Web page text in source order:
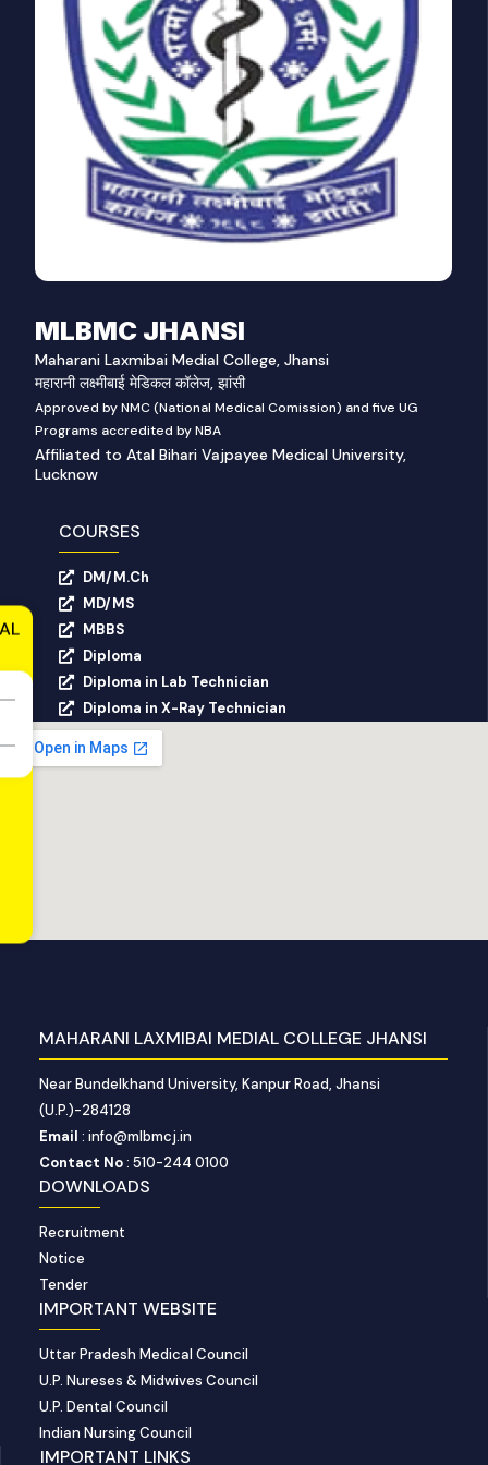
MLBMC JHANSI
Maharani Laxmibai Medial College, Jhansi
महारानी लक्ष्मीबाई मेडिकल कॉलेज, झांसी
Approved by NMC (National Medical Comission) and five UG
Programs accredited by NBA
Affiliated to Atal Bihari Vajpayee Medical University,
Lucknow
COURSES
DM/M.Ch
MD/MS
MBBS
Diploma
Diploma in Lab Technician
Diploma in X-Ray Technician
MAHARANI LAXMIBAI MEDIAL COLLEGE JHANSI
Near Bundelkhand University, Kanpur Road, Jhansi
(U.P.)-284128
Email : info@mlbmcj.in
Contact No: 510-244 0100
DOWNLOADS
Recruitment
Notice
Tender
IMPORTANT WEBSITE
Uttar Pradesh Medical Council
U.P. Nureses & Midwives Council
U.P. Dental Council
Indian Nursing Council
IMPORTANT LINKS